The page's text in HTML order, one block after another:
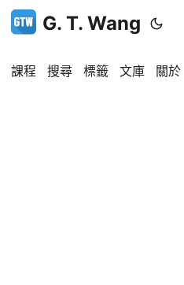
G. T. Wang
課程 搜尋 標籤 文庫 關於